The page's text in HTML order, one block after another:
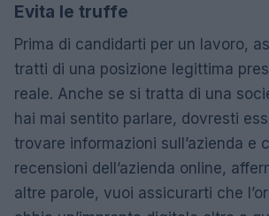
Evita le truffe
Prima di candidarti per un lavoro,
tratti di una posizione legittima
reale. Anche se si tratta di una
hai mai sentito parlare, dovresti
trovare informazioni sull’azienda e
recensioni dell’azienda online,
altre parole, vuoi assicurarti che